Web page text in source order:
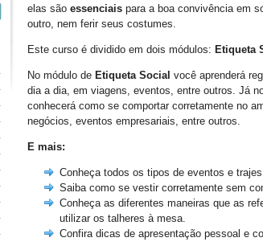
elas são essenciais para a boa convivência em
outro, nem ferir seus costumes.
Este curso é dividido em dois módulos: Etiqueta
No módulo de Etiqueta Social você aprenderá
dia a dia, em viagens, eventos, entre outros. Já
conhecerá como se comportar corretamente no
negócios, eventos empresariais, entre outros.
E mais:
Conheça todos os tipos de eventos e
Saiba como se vestir corretamente sem
Conheça as diferentes maneiras que as
utilizar os talheres à mesa.
Confira dicas de apresentação pessoal e